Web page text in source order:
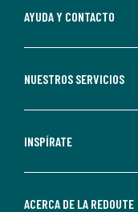
AYUDA Y CONTACTO
NUESTROS SERVICIOS
INSPÍRATE
ACERCA DE LA REDOUTE